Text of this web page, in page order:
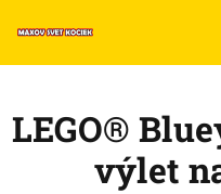
na
LEGO®
výlet